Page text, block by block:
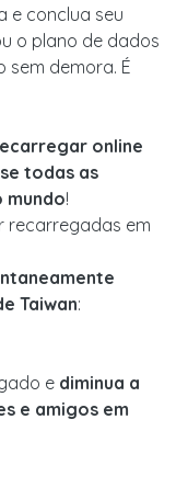
e conclua seu
o plano de dados
sem demora. É
online
todas as
!
recarregadas em
Taiwan:
e diminua a
e amigos em